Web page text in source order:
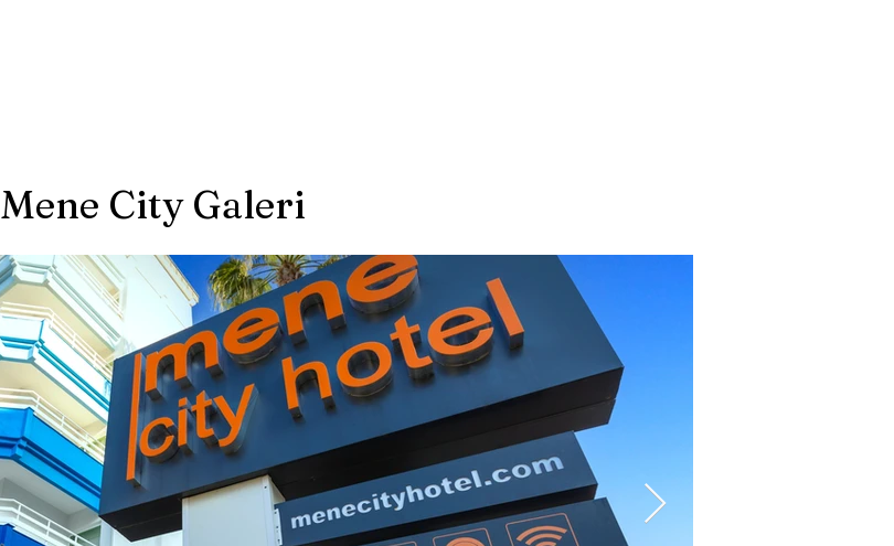
Mene City Galeri